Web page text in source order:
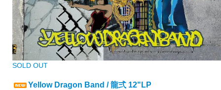
SOLD OUT
Yellow Dragon Band / 龍弍 12"LP